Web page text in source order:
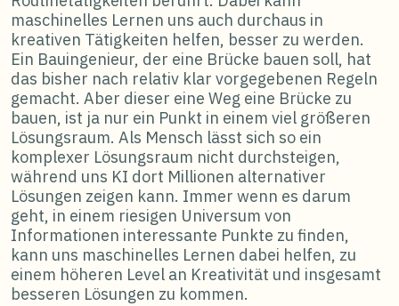
maschinelles Lernen uns auch durchaus in
kreativen Tätigkeiten helfen, besser zu werden.
Ein Bauingenieur, der eine Brücke bauen soll, hat
das bisher nach relativ klar vorgegebenen Regeln
gemacht. Aber dieser eine Weg eine Brücke zu
bauen, ist ja nur ein Punkt in einem viel größeren
Lösungsraum. Als Mensch lässt sich so ein
komplexer Lösungsraum nicht durchsteigen,
während uns KI dort Millionen alternativer
Lösungen zeigen kann. Immer wenn es darum
geht, in einem riesigen Universum von
Informationen interessante Punkte zu finden,
kann uns maschinelles Lernen dabei helfen, zu
einem höheren Level an Kreativität und insgesamt
besseren Lösungen zu kommen.